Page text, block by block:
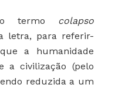
o termo colapso
letra, para referir-
a humanidade
a civilização (pelo
reduzida a um